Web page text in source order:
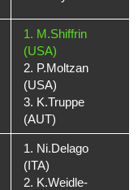
1. M.Shiffrin
(USA)
2. P.Moltzan
(USA)
3. K.Truppe
(AUT)
1. Ni.Delago
(ITA)
2. K.Weidle-